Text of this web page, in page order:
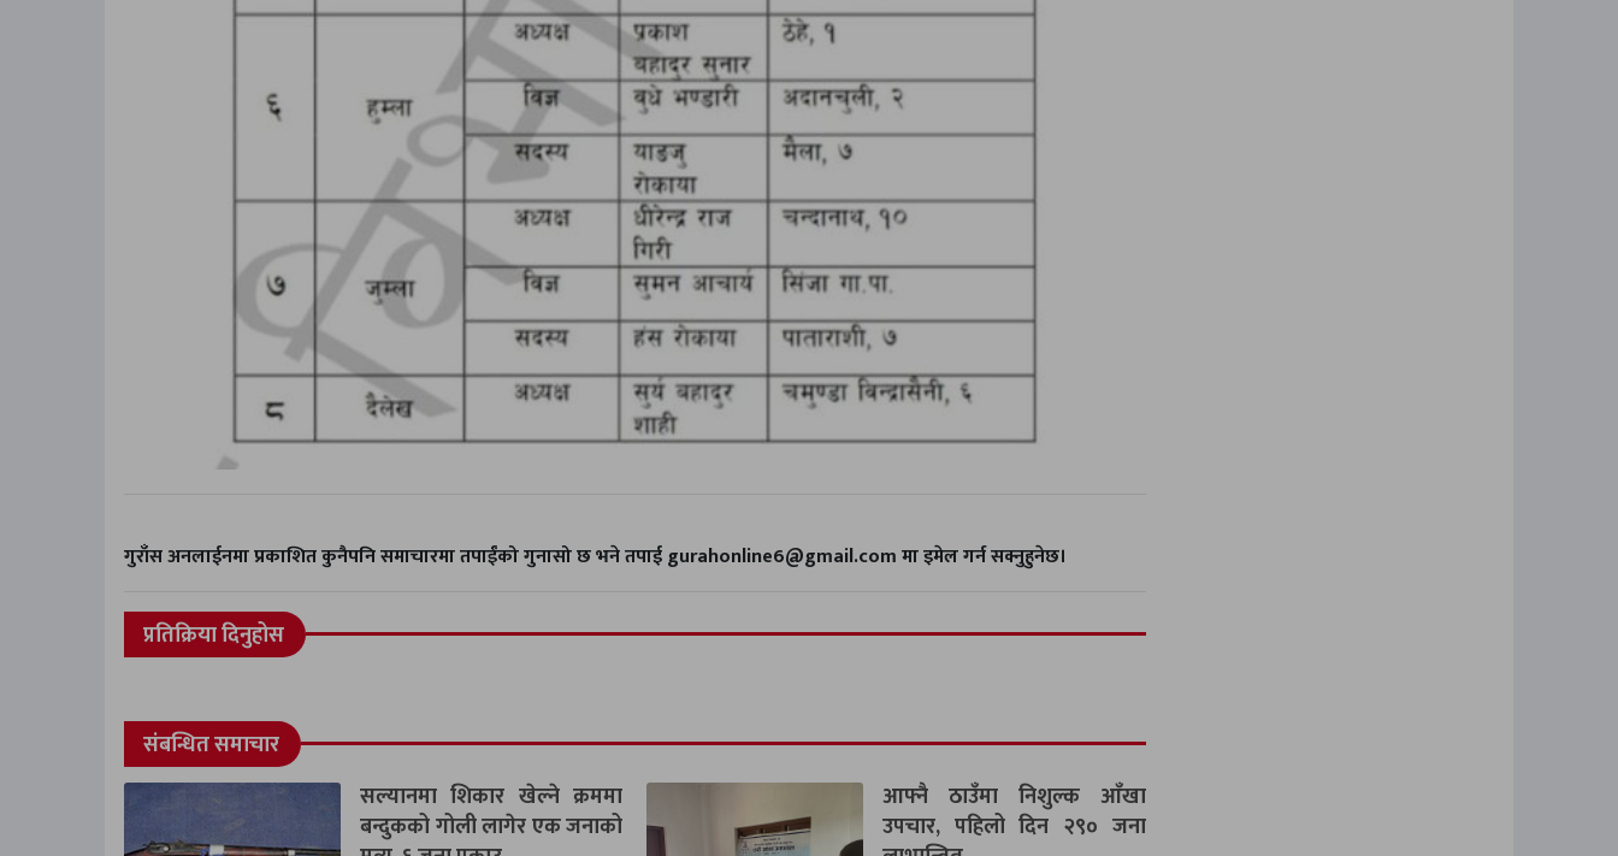
गुराँस अनलाईनमा प्रकाशित कुनैपनि समाचारमा तपाईंको गुनासो छ भने तपाई gurahonline6@gmail.com मा इमेल गर्न सक्नुहुनेछ।
प्रतिक्रिया दिनुहोस
संबन्धित समाचार
सल्यानमा शिकार खेल्ने क्रममा
बन्दुकको गोली लागेर एक जनाको
आफ्नै ठाउँमा निशुल्क आँखा
उपचार, पहिलो दिन २९० जना